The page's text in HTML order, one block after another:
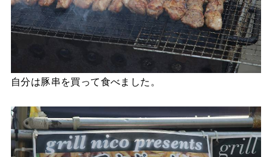
自分は豚串を買って食べました。